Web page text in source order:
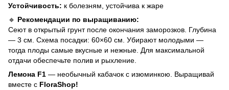
Устойчивость: к болезням, устойчива к жаре
🔹 Рекомендации по выращиванию:
Сеют в открытый грунт после окончания заморозков. Глубина
— 3 см. Схема посадки: 60×60 см. Убирают молодыми —
тогда плоды самые вкусные и нежные. Для максимальной
отдачи обеспечьте полив и рыхление.
Лемона F1 — необычный кабачок с изюминкою. Выращивай
вместе с FloraShop!